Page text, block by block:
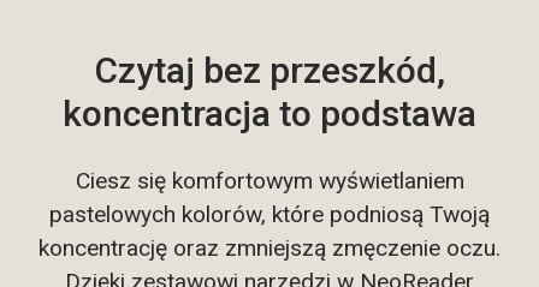
Czytaj bez przeszkód,
koncentracja to podstawa
Ciesz się komfortowym wyświetlaniem
pastelowych kolorów, które podniosą Twoją
koncentrację oraz zmniejszą zmęczenie oczu.
Dzięki zestawowi narzędzi w NeoReader
Dowolnie
podkreślaj,
dodawaj